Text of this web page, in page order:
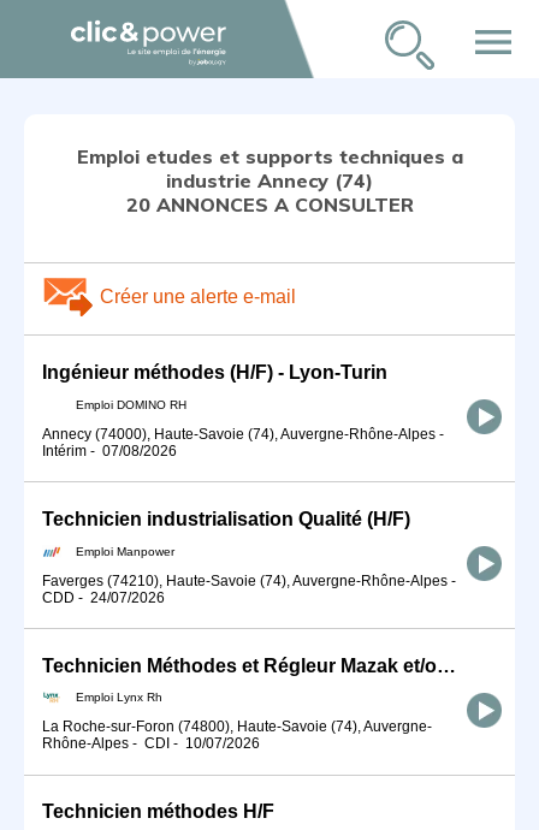
menu
Emploi etudes et supports techniques a
industrie Annecy (74)
20 ANNONCES A CONSULTER
Créer une alerte e-mail
Ingénieur méthodes (H/F) - Lyon-Turin
Emploi DOMINO RH
Annecy (74000), Haute-Savoie (74), Auvergne-Rhône-Alpes -
Intérim - 07/08/2026
Technicien industrialisation Qualité (H/F)
Emploi Manpower
Faverges (74210), Haute-Savoie (74), Auvergne-Rhône-Alpes -
CDD - 24/07/2026
Technicien Méthodes et Régleur Mazak et/ou Okuma H/F
Emploi Lynx Rh
La Roche-sur-Foron (74800), Haute-Savoie (74), Auvergne-
Rhône-Alpes - CDI - 10/07/2026
Technicien méthodes H/F